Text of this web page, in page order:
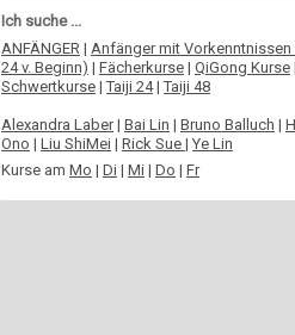
Ich suche ...
ANFÄNGER | Anfänger mit Vorkenntnissen
24 v. Beginn) | Fächerkurse | QiGong Kurse |
Schwertkurse |Taiji 24|Taiji 48
Alexandra Laber| Bai Lin | Bruno Balluch |
Ono | Liu ShiMei | Rick Sue | Ye Lin
Kurse am Mo | Di | Mi | Do | Fr